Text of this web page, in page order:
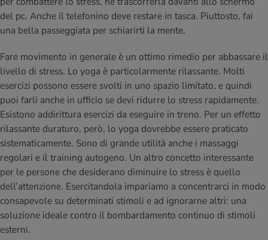
del pc. Anche il telefonino deve restare in tasca. Piuttosto, fai
una bella passeggiata per schiarirti la mente.
Fare movimento in generale è un ottimo rimedio per abbassare il
livello di stress. Lo yoga è particolarmente rilassante. Molti
esercizi possono essere svolti in uno spazio limitato, e quindi
puoi farli anche in ufficio se devi ridurre lo stress rapidamente.
Esistono addirittura esercizi da eseguire in treno. Per un effetto
rilassante duraturo, però, lo yoga dovrebbe essere praticato
sistematicamente. Sono di grande utilità anche i massaggi
regolari e il training autogeno. Un altro concetto interessante
per le persone che desiderano diminuire lo stress è quello
dell’attenzione. Esercitandola impariamo a concentrarci in modo
consapevole su determinati stimoli e ad ignorarne altri: una
soluzione ideale contro il bombardamento continuo di stimoli
esterni.